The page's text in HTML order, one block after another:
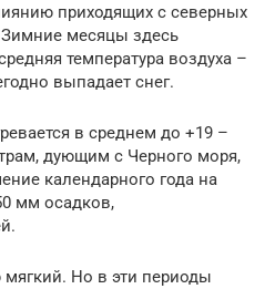
приходящих с северных
месяцы здесь
температура воздуха –
выпадает снег.
в среднем до +19 –
дующим с Черного моря,
календарного года на
мм осадков,
Но в эти периоды